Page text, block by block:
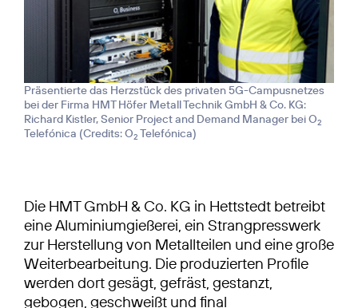
Präsentierte das Herzstück des privaten 5G-Campusnetzes
bei der Firma HMT Höfer Metall Technik GmbH & Co. KG:
Richard Kistler, Senior Project and Demand Manager bei O2
Telefónica (Credits: O2 Telefónica)
Die HMT GmbH & Co. KG in Hettstedt betreibt
eine Aluminiumgießerei, ein Strangpresswerk
zur Herstellung von Metallteilen und eine große
Weiterbearbeitung. Die produzierten Profile
werden dort gesägt, gefräst, gestanzt,
gebogen, geschweißt und final